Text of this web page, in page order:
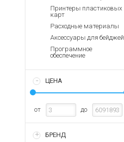
Принтеры пластиковых
карт
Расходные материалы
Аксессуары для бейджей
Программное
обеспечение
ЦЕНА
от до
БРЕНД